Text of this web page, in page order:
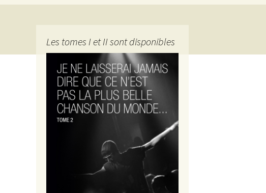
Les tomes I et II sont disponibles